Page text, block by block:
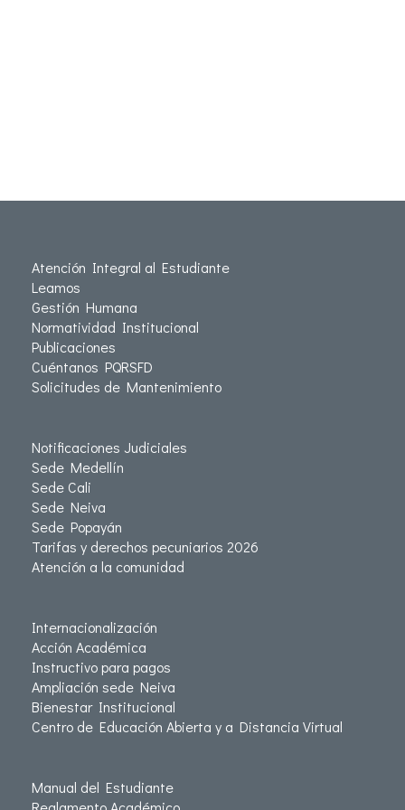
Atención Integral al Estudiante
Leamos
Gestión Humana
Normatividad Institucional
Publicaciones
Cuéntanos PQRSFD
Solicitudes de Mantenimiento
Notificaciones Judiciales
Sede Medellín
Sede Cali
Sede Neiva
Sede Popayán
Tarifas y derechos pecuniarios 2026
Atención a la comunidad
Internacionalización
Acción Académica
Instructivo para pagos
Ampliación sede Neiva
Bienestar Institucional
Centro de Educación Abierta y a Distancia Virtual
Manual del Estudiante